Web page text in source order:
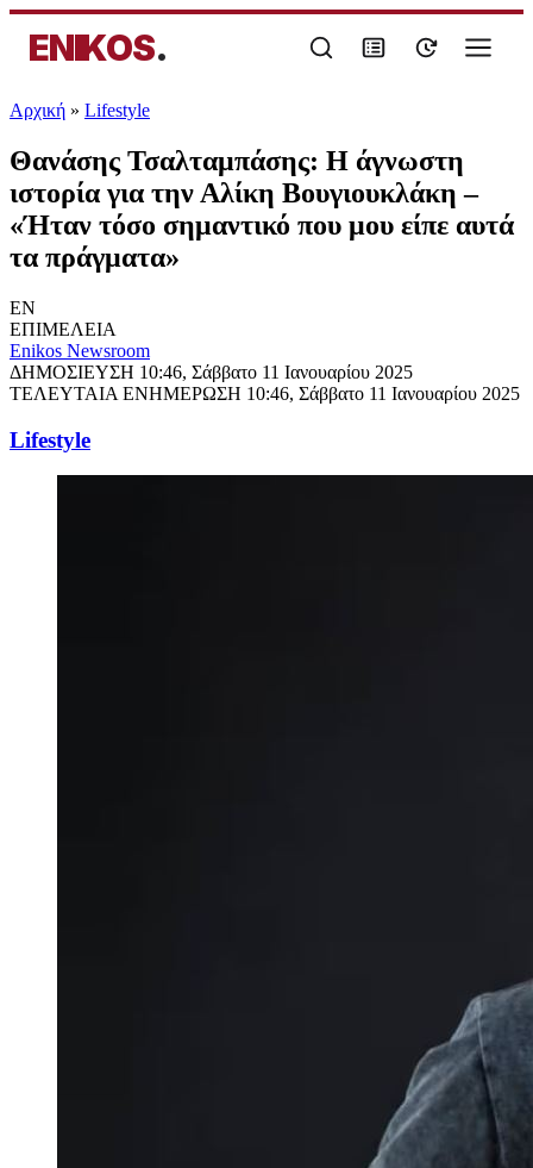
ENIKOS.
Αρχική » Lifestyle
Θανάσης Τσαλταμπάσης: Η άγνωστη
ιστορία για την Αλίκη Βουγιουκλάκη –
«Ήταν τόσο σημαντικό που μου είπε αυτά
τα πράγματα»
EN
ΕΠΙΜΕΛΕΙΑ
Enikos Newsroom
ΔΗΜΟΣΙΕΥΣΗ 10:46, Σάββατο 11 Ιανουαρίου 2025
ΤΕΛΕΥΤΑΙΑ ΕΝΗΜΕΡΩΣΗ 10:46, Σάββατο 11 Ιανουαρίου 2025
Lifestyle